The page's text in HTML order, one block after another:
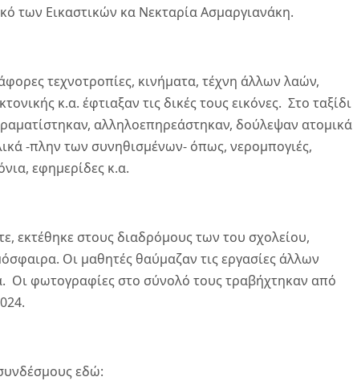
των Εικαστικών κα Νεκταρία Ασμαργιανάκη.
τεχνοτροπίες, κινήματα, τέχνη άλλων λαών,
κ.α. έφτιαξαν τις δικές τους εικόνες. Στο ταξίδι
αλληλοεπηρεάστηκαν, δούλεψαν ατομικά
-πλην των συνηθισμένων- όπως, νερομπογιές,
εφημερίδες κ.α.
εκτέθηκε στους διαδρόμους των του σχολείου,
Οι μαθητές θαύμαζαν τις εργασίες άλλων
φωτογραφίες στο σύνολό τους τραβήχτηκαν από
εδώ: